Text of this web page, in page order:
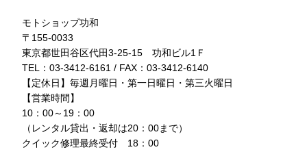
モトショップ功和
〒155-0033
東京都世田谷区代田3-25-15 功和ビル1Ｆ
TEL：03-3412-6161 / FAX：03-3412-6140
【定休日】毎週月曜日・第一日曜日・第三火曜日
【営業時間】
10：00～19：00
（レンタル貸出・返却は20：00まで）
クイック修理最終受付 18：00